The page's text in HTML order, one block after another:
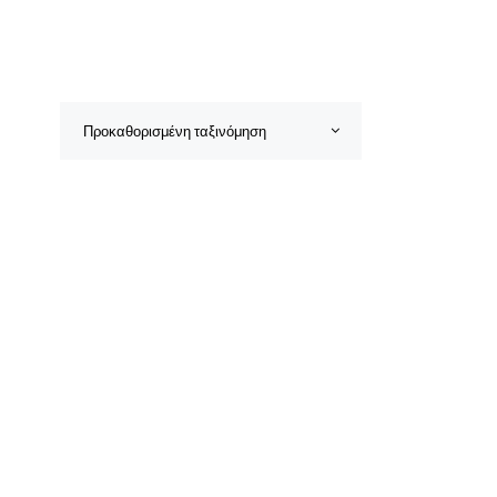
Προκαθορισμένη ταξινόμηση